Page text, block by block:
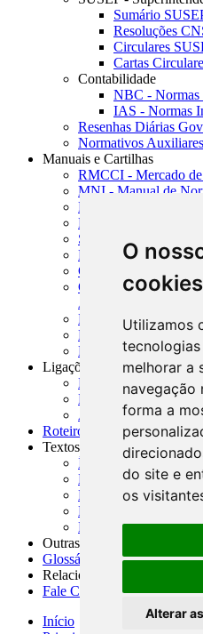
O
cookies
Utilizamos
melhorar a
navegação
forma a
do site e
os
Alterar
Sumário
Resoluções
Circulares
Cartas
Contabilidade
NBC - Normas
IAS - Normas
Resenhas Diárias
Normativos Auxiliares
Manuais e Cartilhas
RMCCI - Mercado
MNI - Manual de
MTVM - Manual de
MCR - Manual de
SISORF - Manual de
MASUP - Manual de
CADOC - Catálogo
CNAE-CONCLA -
Atividades Econômicas
PMF - Cartilhas do
Manuais Auxiliares
Resenhas Diárias
Ligações Externas
Links Úteis
Presidência da
Agências Nacionais
Roteiros para Estudos
Textos
Índice de Textos
Editorial
Monografias
Na Imprensa
Fórum de Discussão
Outras ferramentas
Glossário
Relacionamento
Fale Conosco
Início